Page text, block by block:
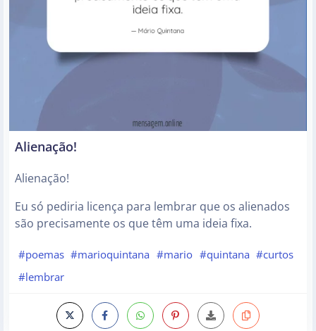
Alienação!
Alienação!
Eu só pediria licença para lembrar que os alienados
são precisamente os que têm uma ideia fixa.
#poemas #marioquintana #mario #quintana #curtos
#lembrar